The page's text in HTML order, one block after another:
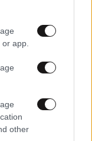
app.
other
σχολιασμού